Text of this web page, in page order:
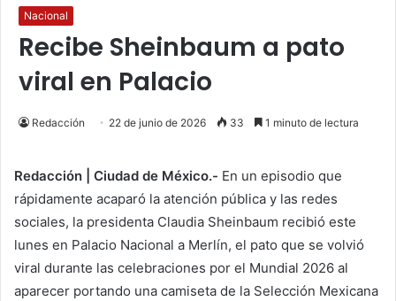
Nacional
Recibe Sheinbaum a pato
viral en Palacio
Redacción 22 de junio de 2026 33 1 minuto de lectura
Redacción | Ciudad de México.- En un episodio que
rápidamente acaparó la atención pública y las redes
sociales, la presidenta Claudia Sheinbaum recibió este
lunes en Palacio Nacional a Merlín, el pato que se volvió
viral durante las celebraciones por el Mundial 2026 al
aparecer portando una camiseta de la Selección Mexicana